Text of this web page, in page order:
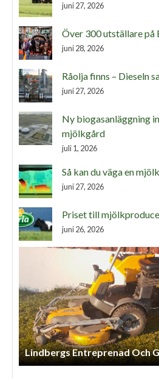
juni 27, 2026
Över 300 utställare på
juni 28, 2026
Råolja finns – Dieseln
juni 27, 2026
Ny biogasanläggning
mjölkgård
juli 1, 2026
Så kan du väga en
juni 27, 2026
Priset till
juni 26, 2026
Lindbergs Entreprenad Och